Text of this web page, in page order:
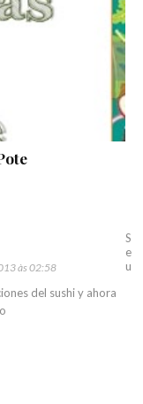
às 02:58
del sushi y ahora
S
e
u